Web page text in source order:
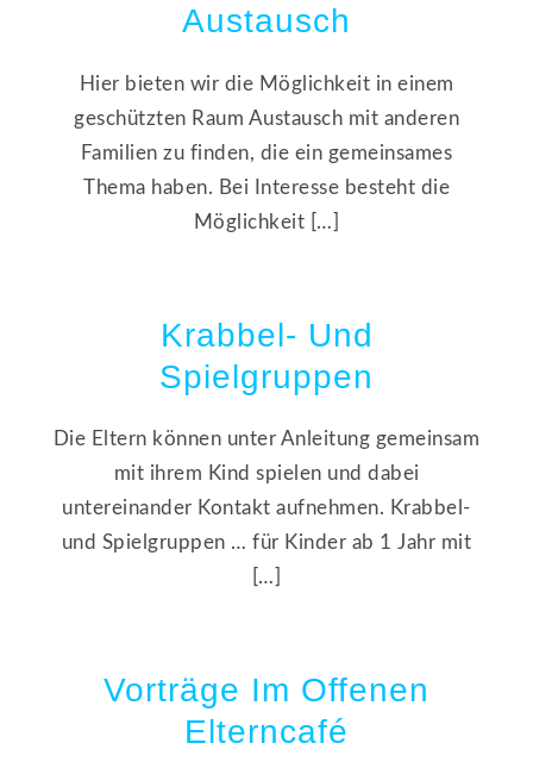
Austausch
Hier bieten wir die Möglichkeit in einem
geschützten Raum Austausch mit anderen
Familien zu finden, die ein gemeinsames
Thema haben. Bei Interesse besteht die
Möglichkeit […]
Krabbel- Und
Spielgruppen
Die Eltern können unter Anleitung gemeinsam
mit ihrem Kind spielen und dabei
untereinander Kontakt aufnehmen. Krabbel-
und Spielgruppen … für Kinder ab 1 Jahr mit
[…]
Vorträge Im Offenen
Elterncafé